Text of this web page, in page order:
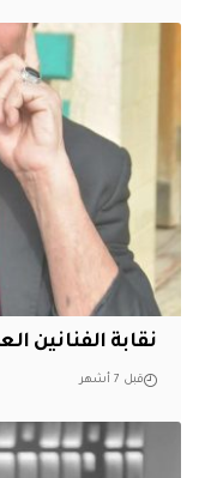
نقابة الفنانين
قبل 7 أشهر